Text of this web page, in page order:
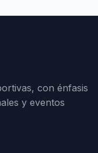
con énfasis
y eventos